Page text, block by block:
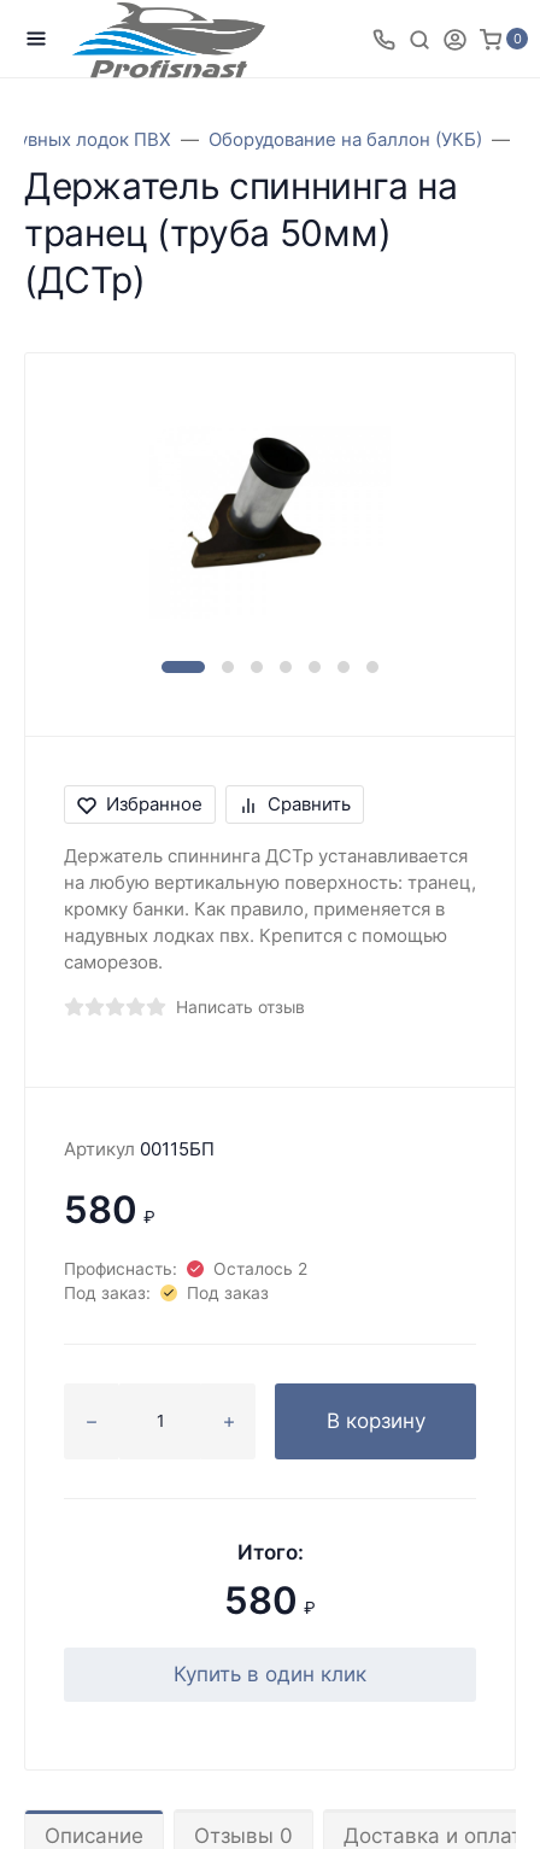
0
лодок ПВХ Оборудование на баллон (УКБ)
Держатель спиннинга на
транец (труба 50мм)
(ДСТр)
Избранное Сравнить
Держатель спиннинга ДСТр устанавливается
на любую вертикальную поверхность: транец,
кромку банки. Как правило, применяется в
надувных лодках пвх. Крепится с помощью
саморезов.
Написать отзыв
Артикул 00115БП
580 ₽
Профиснасть:
Осталось 2
Под заказ:
Под заказ
В корзину
Итого:
580 ₽
Купить в один клик
Описание Отзывы 0 Доставка и оплата